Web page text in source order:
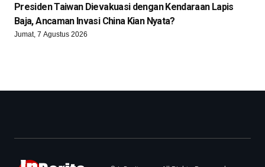
Presiden Taiwan Dievakuasi dengan Kendaraan Lapis
Baja, Ancaman Invasi China Kian Nyata?
Jumat, 7 Agustus 2026